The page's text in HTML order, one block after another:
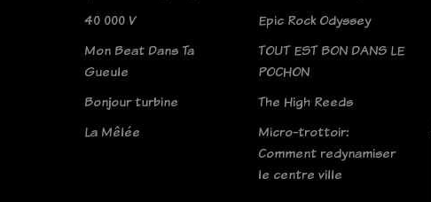
40 000 V
Mon Beat Dans Ta
Gueule
Bonjour turbine
La Mêlée
Epic Rock Odyssey
TOUT EST BON DANS LE
POCHON
The High Reeds
Micro-trottoir:
Comment redynamiser
le centre ville